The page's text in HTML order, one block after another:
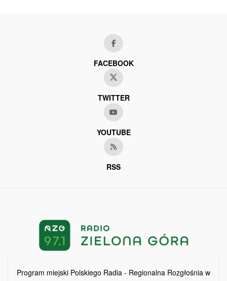
FACEBOOK
TWITTER
YOUTUBE
RSS
Program miejski Polskiego Radia - Regionalna Rozgłośnia w